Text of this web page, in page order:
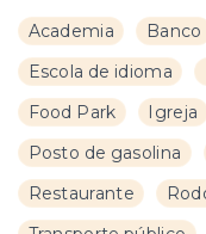
Academia Banco
Escola de idioma
Food Park
Igreja
Posto de gasolina
Restaurante